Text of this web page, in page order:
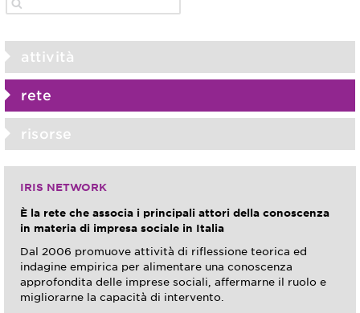
attività
rete
risorse
IRIS NETWORK
È la rete che associa i principali attori della conoscenza
in materia di impresa sociale in Italia
Dal 2006 promuove attività di riflessione teorica ed
indagine empirica per alimentare una conoscenza
approfondita delle imprese sociali, affermarne il ruolo e
migliorarne la capacità di intervento.